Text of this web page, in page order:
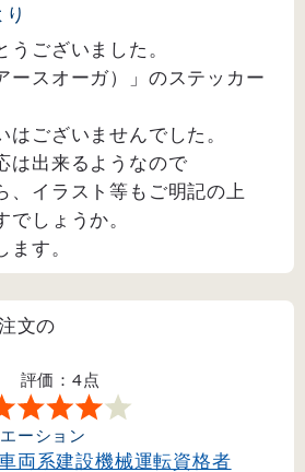
ございました。
ースオーガ）」のステッカー
ございませんでした。
は出来るようなので
、イラスト等もご明記の上
しょうか。
す。
文の
評価：4点
ーション
両系建設機械運転資格者